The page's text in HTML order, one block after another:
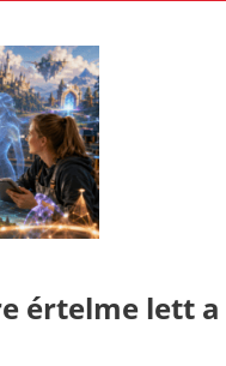
értelme lett a